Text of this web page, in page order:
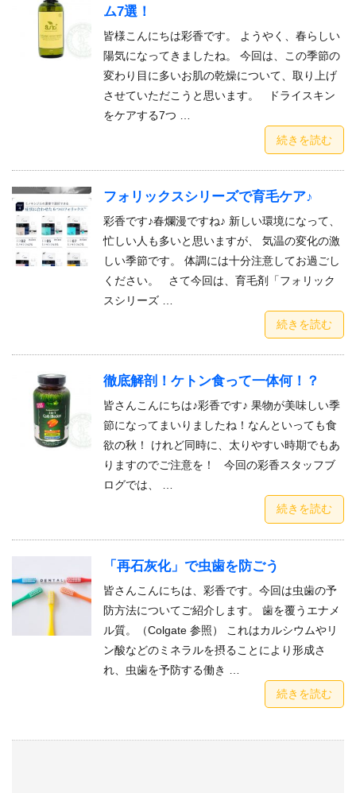
ム7選！
皆様こんにちは彩香です。 ようやく、春らしい
陽気になってきましたね。 今回は、この季節の
変わり目に多いお肌の乾燥について、取り上げ
させていただこうと思います。 ドライスキン
をケアする7つ …
続きを読む
フォリックスシリーズで育毛ケア♪
彩香です♪春爛漫ですね♪ 新しい環境になって、
忙しい人も多いと思いますが、 気温の変化の激
しい季節です。 体調には十分注意してお過ごし
ください。 さて今回は、育毛剤「フォリック
スシリーズ …
続きを読む
徹底解剖！ケトン食って一体何！？
皆さんこんにちは♪彩香です♪ 果物が美味しい季
節になってまいりましたね！なんといっても食
欲の秋！ けれど同時に、太りやすい時期でもあ
りますのでご注意を！ 今回の彩香スタッフブ
ログでは、 …
続きを読む
「再石灰化」で虫歯を防ごう
皆さんこんにちは、彩香です。今回は虫歯の予
防方法についてご紹介します。 歯を覆うエナメ
ル質。（Colgate 参照） これはカルシウムやリ
ン酸などのミネラルを摂ることにより形成さ
れ、虫歯を予防する働き …
続きを読む